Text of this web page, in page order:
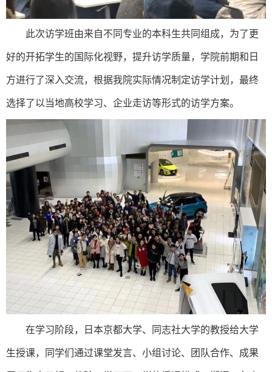
此次访学班由来自不同专业的本科生共同组成，为了更
好的开拓学生的国际化视野，提升访学质量，学院前期和日
方进行了深入交流，根据我院实际情况制定访学计划，最终
选择了以当地高校学习、企业走访等形式的访学方案。
在学习阶段，日本京都大学、同志社大学的教授给大学
生授课，同学们通过课堂发言、小组讨论、团队合作、成果